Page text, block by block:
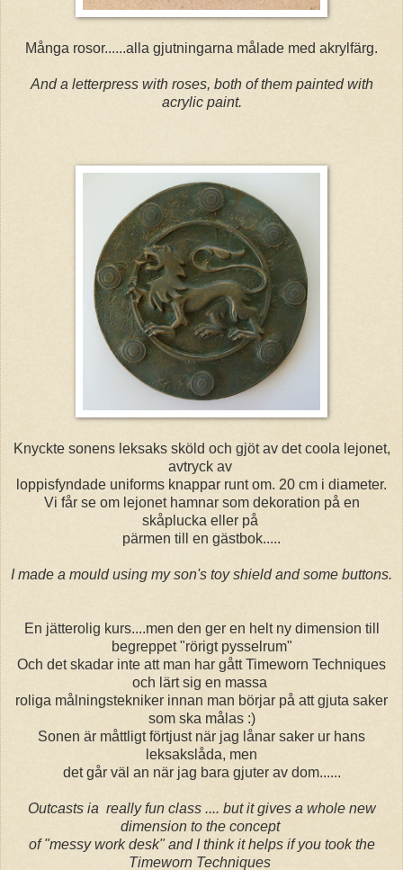
Många rosor......alla gjutningarna målade med akrylfärg.
And a letterpress with roses, both of them painted with
acrylic paint.
Knyckte sonens leksaks sköld och gjöt av det coola lejonet,
avtryck av
loppisfyndade uniforms knappar runt om. 20 cm i diameter.
Vi får se om lejonet hamnar som dekoration på en
skåplucka eller på
pärmen till en gästbok.....
I made a mould using my son's toy shield and some buttons.
En jätterolig kurs....men den ger en helt ny dimension till
begreppet "rörigt pysselrum"
Och det skadar inte att man har gått Timeworn Techniques
och lärt sig en massa
roliga målningstekniker innan man börjar på att gjuta saker
som ska målas :)
Sonen är måttligt förtjust när jag lånar saker ur hans
leksakslåda, men
det går väl an när jag bara gjuter av dom......
Outcasts ia really fun class .... but it gives a whole new
dimension to the concept
of "messy work desk" and I think it helps if you took the
Timeworn Techniques